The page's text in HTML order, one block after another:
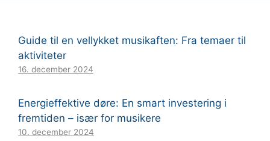
Guide til en vellykket musikaften: Fra temaer til
aktiviteter
16. december 2024
Energieffektive døre: En smart investering i
fremtiden – især for musikere
10. december 2024